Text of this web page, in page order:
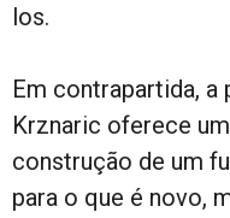
los.
Em contrapartida, a
Krznaric oferece
construção de um
para o que é novo,